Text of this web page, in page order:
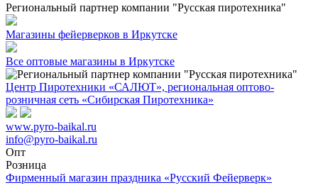
Региональный партнер компании "Русская пиротехника"
Магазины фейерверков в Иркутске
Все оптовые магазины в Иркутске
Центр Пиротехники «САЛЮТ», региональная оптово-
розничная сеть «Сибирская Пиротехника»
www.pyro-baikal.ru
info@pyro-baikal.ru
Опт
Розница
Фирменный магазин праздника «Русский Фейерверк»